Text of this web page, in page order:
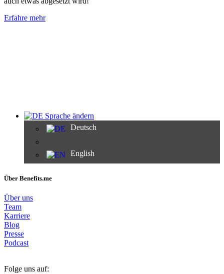
Erfahre mehr
Sprache ändern
Deutsch
English
Über Benefits.me
Über uns
Team
Karriere
Blog
Presse
Podcast
Folge uns auf: